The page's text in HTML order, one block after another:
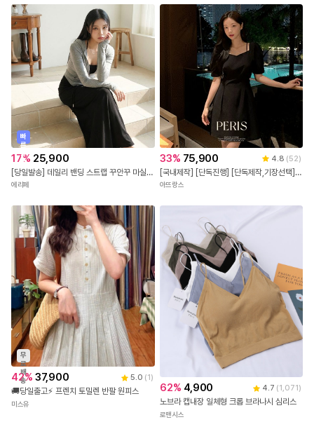
빠
른
출
발
17% 25,900
[당일발송] 데일리 밴딩 스트랩 꾸안꾸 마실룩 A라인 롱 스커트 (3COLOR)
에리페
33% 75,900 4.8 (52)
[국내제작] [단독진행] [단독제작,기장선택] 2기장 페리스 하트넥 슬릿 반팔 원피스 하객룩원피스 상견례룩/데이트룩/소개팅룩/격식룩/하객룩 op15266
아뜨랑스
무
료
배
송
42% 37,900 5.0 (1 )
🚚당일출고⚡ 프렌치 토밀렌 반팔 원피스
미스유
62% 4,900 4.7 (1,071 )
노브라 캡내장 일체형 크롭 브라나시 심리스
로맨시스